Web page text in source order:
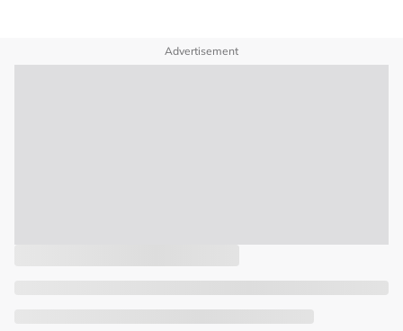
Advertisement